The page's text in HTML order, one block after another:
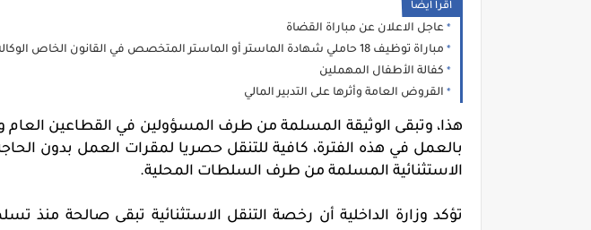
اقرا ايضا
عاجل الاعلان عن مباراة القضاة
مباراة توظيف 18 حاملي شهادة الماستر أو الماستر المتخصص في القانون الخاص الوكالة الوطنية للمحافظة العقارية والمسح الخرائطي
كفالة الأطفال المهملين
القروض العامة وأثرها على التدبير المالي
هذا، وتبقى الوثيقة المسلمة من طرف المسؤولين في القطاعين
بالعمل في هذه الفترة، كافية للتنقل حصريا لمقرات العمل بدون
الاستثنائية المسلمة من طرف السلطات المحلية.
تؤكد وزارة الداخلية أن رخصة التنقل الاستثنائية تبقى صالحة منذ